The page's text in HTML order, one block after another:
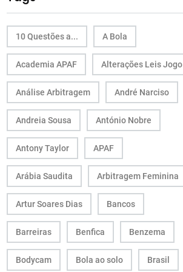
10 Questões a... A Bola
Academia APAF Alterações Leis Jogo
Análise Arbitragem André Narciso
Andreia Sousa António Nobre
Antony Taylor APAF
Arábia Saudita Arbitragem Feminina
Artur Soares Dias Bancos
Barreiras Benfica Benzema
Bodycam Bola ao solo Brasil